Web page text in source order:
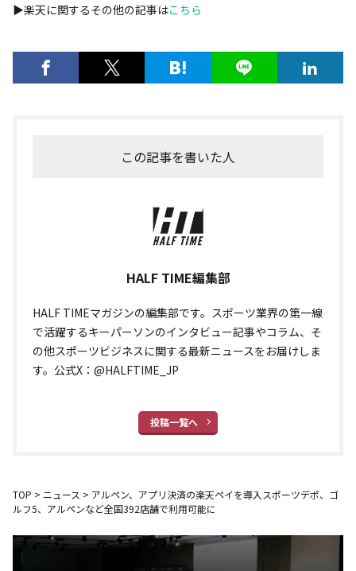
▶︎楽天に関するその他の記事はこちら
この記事を書いた人
HALF TIME編集部
HALF TIMEマガジンの編集部です。スポーツ業界の第一線
で活躍するキーパーソンのインタビュー記事やコラム、そ
の他スポーツビジネスに関する最新ニュースをお届けしま
す。公式X：@HALFTIME_JP
投稿一覧へ
TOP > ニュース > アルペン、アプリ決済の楽天ペイを導入――スポーツデポ、ゴ
ルフ5、アルペンなど全国392店舗で利用可能に